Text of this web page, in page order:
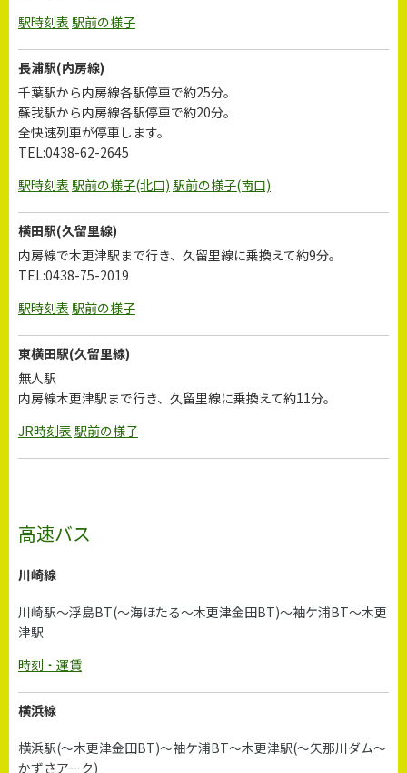
駅時刻表 駅前の様子
長浦駅(内房線)
千葉駅から内房線各駅停車で約25分。
蘇我駅から内房線各駅停車で約20分。
全快速列車が停車します。
TEL:0438-62-2645
駅時刻表 駅前の様子(北口) 駅前の様子(南口)
横田駅(久留里線)
内房線で木更津駅まで行き、久留里線に乗換えて約9分。
TEL:0438-75-2019
駅時刻表 駅前の様子
東横田駅(久留里線)
無人駅
内房線木更津駅まで行き、久留里線に乗換えて約11分。
JR時刻表 駅前の様子
高速バス
川崎線
川崎駅～浮島BT(～海ほたる～木更津金田BT)～袖ケ浦BT～木更
津駅
時刻・運賃
横浜線
横浜駅(～木更津金田BT)～袖ケ浦BT～木更津駅(～矢那川ダム～
かずさアーク)